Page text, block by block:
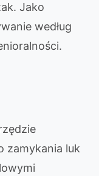
Jako
według
zamykania luk